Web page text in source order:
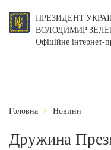
ПРЕЗИДЕНТ
ВОЛОДИМИР
Офіційне інтернет-
Головна Новини
Дружина